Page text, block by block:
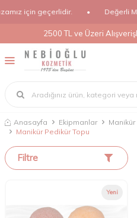
için geçerlidir. Değerli
2500 TL ve Üzeri
Anasayfa Ekipmanlar
Manikür
Manikür Pedikür Topu
Filtre
Yeni